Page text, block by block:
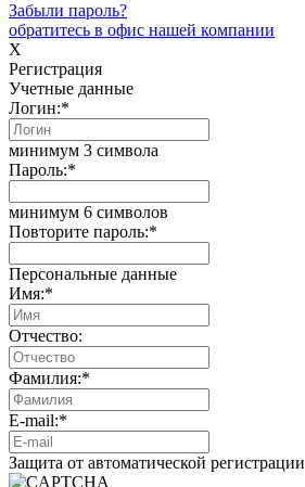
Забыли пароль?
обратитесь в офис нашей компании
X
Регистрация
Учетные данные
Логин:*
минимум 3 символа
Пароль:*
минимум 6 символов
Повторите пароль:*
Персональные данные
Имя:*
Отчество:
Фамилия:*
E-mail:*
Защита от автоматической регистрации